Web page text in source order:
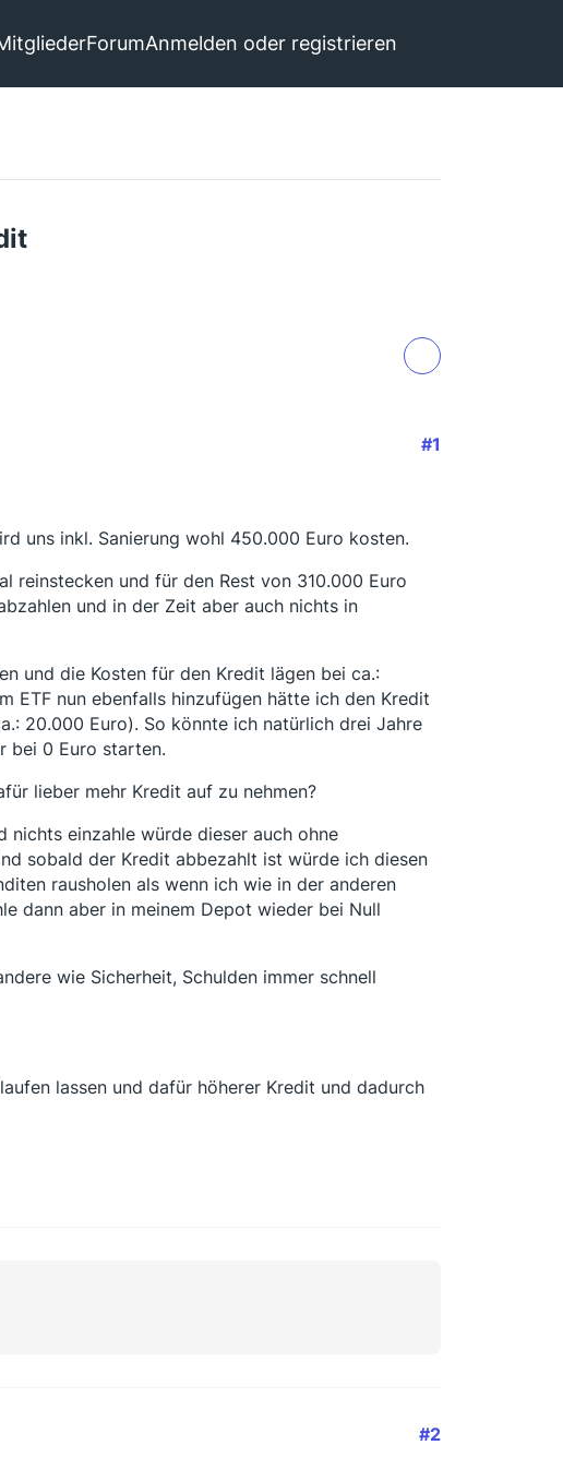
ForumAnmelden oder registrieren
#1
uns inkl. Sanierung wohl 450.000 Euro kosten.
reinstecken und für den Rest von 310.000 Euro
und in der Zeit aber auch nichts in
und die Kosten für den Kredit lägen bei ca.:
ETF nun ebenfalls hinzufügen hätte ich den Kredit
20.000 Euro). So könnte ich natürlich drei Jahre
bei 0 Euro starten.
lieber mehr Kredit auf zu nehmen?
nichts einzahle würde dieser auch ohne
sobald der Kredit abbezahlt ist würde ich diesen
rausholen als wenn ich wie in der anderen
dann aber in meinem Depot wieder bei Null
wie Sicherheit, Schulden immer schnell
lassen und dafür höherer Kredit und dadurch
#2